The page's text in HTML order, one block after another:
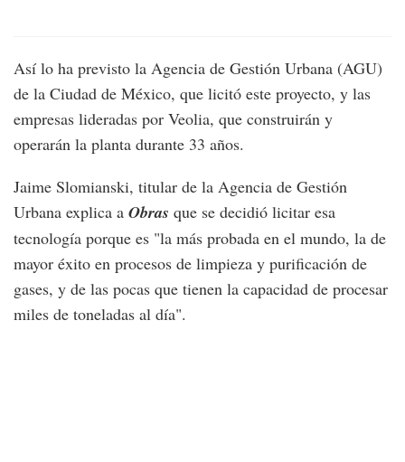
Así lo ha previsto la Agencia de Gestión Urbana (AGU)
de la Ciudad de México, que licitó este proyecto, y las
empresas lideradas por Veolia, que construirán y
operarán la planta durante 33 años.
Jaime Slomianski, titular de la Agencia de Gestión
Urbana explica a Obras que se decidió licitar esa
tecnología porque es "la más probada en el mundo, la de
mayor éxito en procesos de limpieza y purificación de
gases, y de las pocas que tienen la capacidad de procesar
miles de toneladas al día".